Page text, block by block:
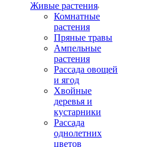
Живые растения
Комнатные
растения
Пряные травы
Ампельные
растения
Рассада овощей
и ягод
Хвойные
деревья и
кустарники
Рассада
однолетних
цветов